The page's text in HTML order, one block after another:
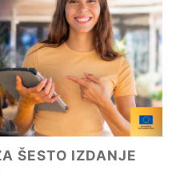
ŠESTO IZDANJE